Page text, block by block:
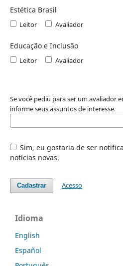
Estética Brasil
Leitor Avaliador
Educação e Inclusão
Leitor Avaliador
Se você pediu para ser um avaliador
informe seus assuntos de interesse.
Sim, eu gostaria de ser
notícias novas.
Cadastrar Acesso
Idioma
English
Español